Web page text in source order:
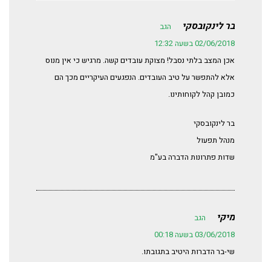
בר לינקובסקי
הגב
02/06/2018 בשעה 12:32
אכן המצב בלתי נסבל! מצוקת עובדים קשה. מרגיש כי אין מנוס
אלא להתפשר על טיב העובדים. הנפגעים העיקריים מכך הם
כמובן קהל לקוחותינו.
בר לינקובסקי
מנהל תפעול
שדות פתרונות הדברה בע"מ
מיקי
הגב
03/06/2018 בשעה 00:18
שי-בר הדברות היטיב בתגובתו.